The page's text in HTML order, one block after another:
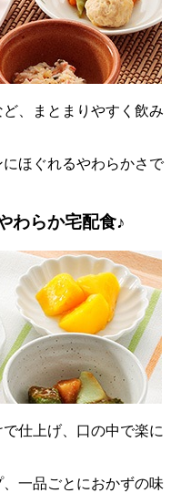
、まとまりやすく飲み
ほぐれるやわらかさで
わらか宅配食♪
仕上げ、口の中で楽に
一品ごとにおかずの味